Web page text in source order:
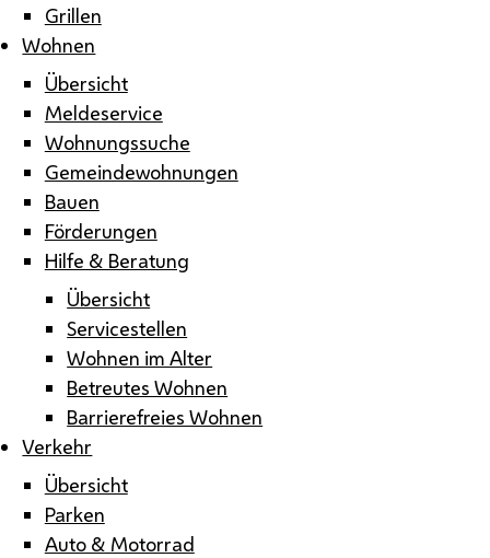
Grillen
Wohnen
Übersicht
Meldeservice
Wohnungssuche
Gemeindewohnungen
Bauen
Förderungen
Hilfe & Beratung
Übersicht
Servicestellen
Wohnen im Alter
Betreutes Wohnen
Barrierefreies Wohnen
Verkehr
Übersicht
Parken
Auto & Motorrad